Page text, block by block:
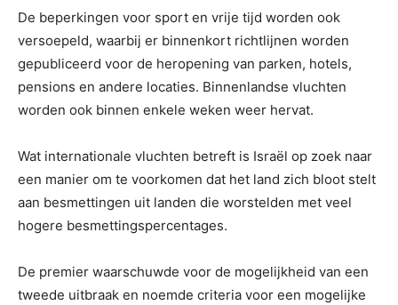
De beperkingen voor sport en vrije tijd worden ook
versoepeld, waarbij er binnenkort richtlijnen worden
gepubliceerd voor de heropening van parken, hotels,
pensions en andere locaties. Binnenlandse vluchten
worden ook binnen enkele weken weer hervat.
Wat internationale vluchten betreft is Israël op zoek naar
een manier om te voorkomen dat het land zich bloot stelt
aan besmettingen uit landen die worstelden met veel
hogere besmettingspercentages.
De premier waarschuwde voor de mogelijkheid van een
tweede uitbraak en noemde criteria voor een mogelijke